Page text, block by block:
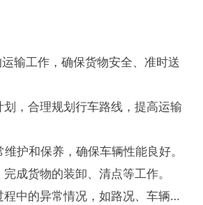
输工作，确保货物安全、准时送
，合理规划行车路线，提高运输
护和保养，确保车辆性能良好。
成货物的装卸、清点等工作。
中的异常情况，如路况、车辆故